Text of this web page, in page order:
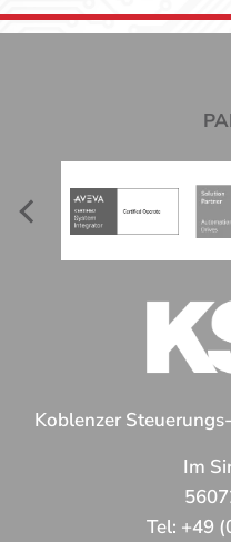
Koblenzer
Im
Tel: +49